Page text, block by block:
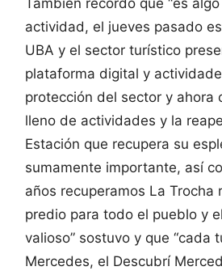
actividad, el jueves pasado
UBA y el sector turístico
plataforma digital y
protección del sector y ahora
lleno de actividades y la
Estación que recupera su
sumamente importante, así
años recuperamos La Trocha
predio para todo el pueblo y
valioso” sostuvo y que “cada
Mercedes, el Descubrí